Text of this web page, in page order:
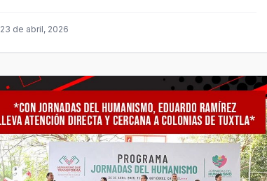
23 de abril, 2026